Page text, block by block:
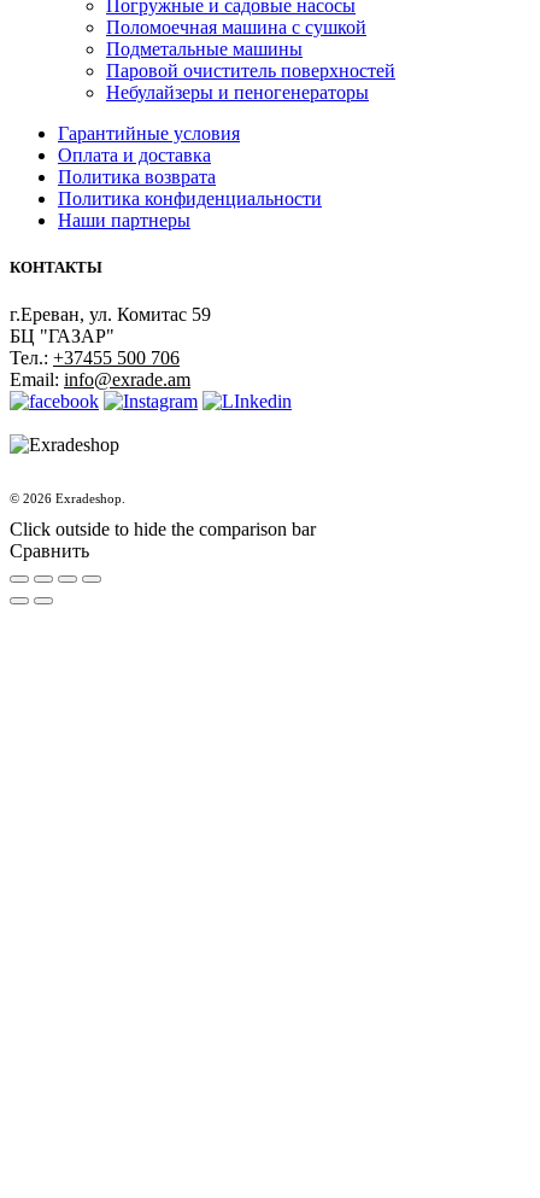
Погружные и садовые насосы
Поломоечная машина с сушкой
Подметальные машины
Паровой очиститель поверхностей
Небулайзеры и пеногенераторы
Гарантийные условия
Оплата и доставка
Политика возврата
Политика конфиденциальности
Наши партнеры
КОНТАКТЫ
г.Ереван, ул. Комитас 59
БЦ "ГАЗАР"
Тел.: +37455 500 706
Email: info@exrade.am
© 2026 Exradeshop.
Click outside to hide the comparison bar
Сравнить